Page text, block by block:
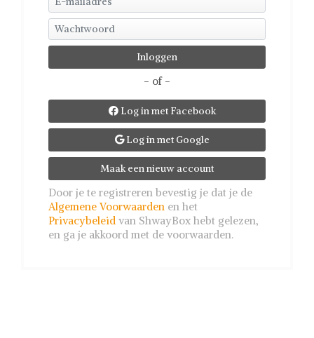
- of -
Log in met Facebook
Log in met Google
Maak een nieuw account
Door je te registreren bevestig je dat je de
Algemene Voorwaarden en het
Privacybeleid van ShwayBox hebt gelezen,
en ga je akkoord met de voorwaarden.